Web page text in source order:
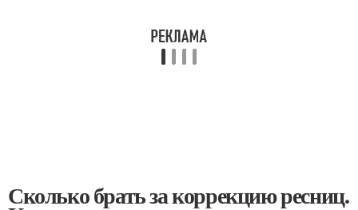
Сколько брать за коррекцию ресниц.